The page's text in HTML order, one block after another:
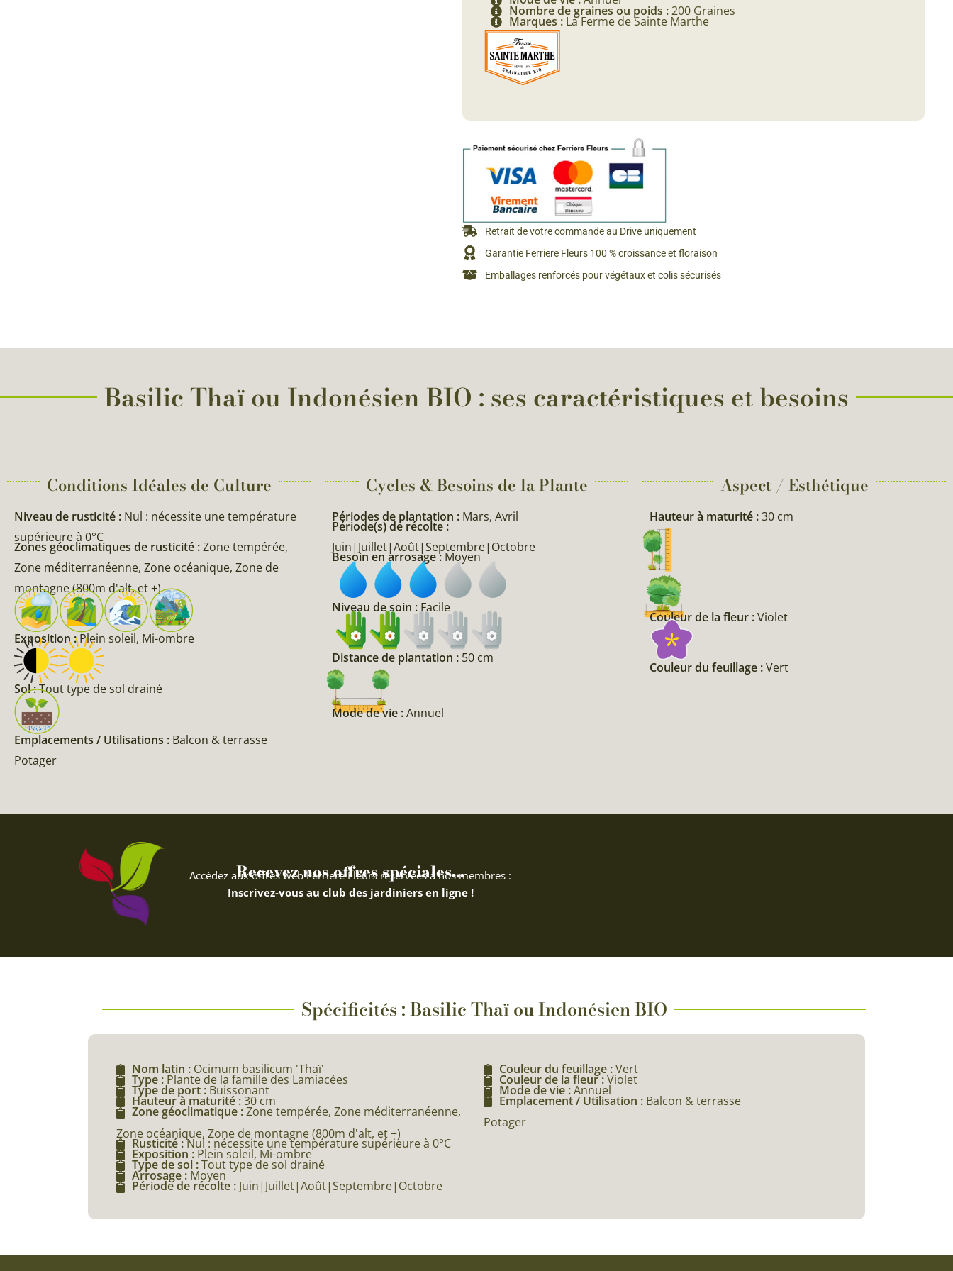
Semences & Graines Spéciales Fraîcheur
Nombre de graines ou poids :200 Graines
Marques : La Ferme de Sainte Marthe
Retrait de votre commande au Drive uniquement
Garantie Ferriere Fleurs 100 % croissance et floraison
Emballages renforcés pour végétaux et colis sécurisés
Basilic Thaï ou Indonésien BIO : ses caractéristiques et besoins
Conditions Idéales de Culture
Niveau de rusticité : Nul : nécessite une température
supérieure à 0°C
Zones géoclimatiques de rusticité :Zone tempérée,
Zone méditerranéenne, Zone océanique, Zone de
montagne (800m d'alt, et +)
Exposition :Plein soleil, Mi-ombre
Sol :Tout type de sol drainé
Emplacements / Utilisations : Balcon & terrasse
Potager
Cycles & Besoins de la Plante​
Périodes de plantation : Mars, Avril
Période(s) de récolte :
Juin|Juillet|Août|Septembre|Octobre
Besoin en arrosage :Moyen
Niveau de soin :Facile
Distance de plantation : 50 cm
Mode de vie :Annuel
Aspect / Esthétique
Hauteur à maturité :30 cm
Couleur de la fleur :Violet
Couleur du feuillage :Vert
Recevez nos offres spéciales...
Accédez aux offres web Ferriere Fleurs réservées à nos membres :
Inscrivez-vous au club des jardiniers en ligne !
Spécificités : Basilic Thaï ou Indonésien BIO
Nom latin : Ocimum basilicum 'Thaï'
Type : Plante de la famille des Lamiacées
Type de port : Buissonant
Hauteur à maturité :30 cm
Zone géoclimatique :Zone tempérée, Zone méditerranéenne,
Zone océanique, Zone de montagne (800m d'alt, et +)
Rusticité :Nul : nécessite une température supérieure à 0°C
Exposition : Plein soleil, Mi-ombre
Type de sol :Tout type de sol drainé
Arrosage : Moyen
Période de récolte : Juin|Juillet|Août|Septembre|Octobre
Couleur du feuillage :Vert
Couleur de la fleur :Violet
Mode de vie :Annuel
Emplacement / Utilisation : Balcon & terrasse
Potager